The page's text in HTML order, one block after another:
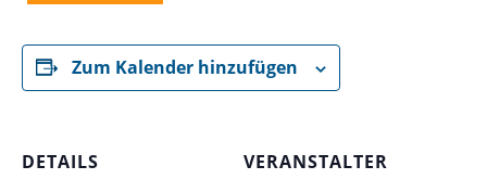
Zum Kalender hinzufügen
DETAILS
VERANSTALTER